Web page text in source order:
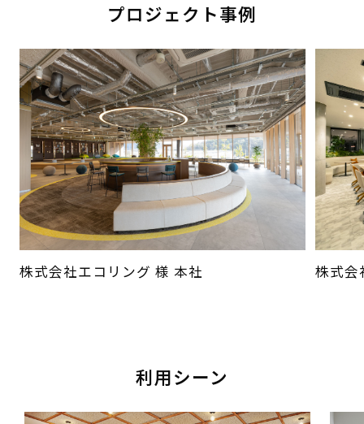
プロジェクト事例
株式会社エコリング 様 本社 株式会
利用シーン